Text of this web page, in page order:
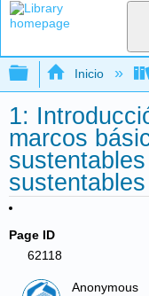
Expandir/
Inicio
1:
marcos
sustentables
Page ID
62118
Anonymous